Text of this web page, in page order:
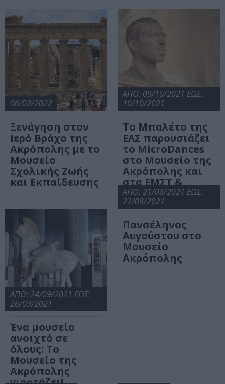
06/02/2022
Ξενάγηση στον
Ιερό Βράχο της
Ακρόπολης με το
Μουσείο
Σχολικής Ζωής
και Εκπαίδευσης
ΑΠΟ: 09/10/2021 ΕΩΣ:
10/10/2021
Το Μπαλέτο της
ΕΛΣ παρουσιάζει
το MicroDances
στο Μουσείο της
Ακρόπολης και
στα ΕΜΣΤ &
ΚΠΙΣΝ
ΑΠΟ: 24/09/2021 ΕΩΣ:
26/09/2021
Ένα μουσείο
ανοιχτό σε
όλους: Το
Μουσείο της
Ακρόπολης
ΑΠΟ: 21/08/2021 ΕΩΣ:
22/08/2021
Πανσέληνος
Αυγούστου στο
Μουσείο
Ακρόπολης